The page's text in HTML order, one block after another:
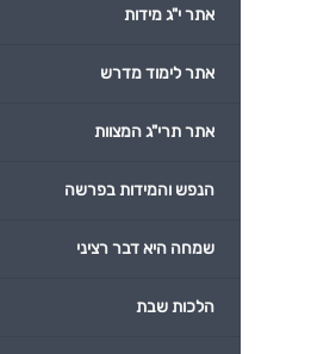
אתר י"ג מידות
אתר לימוד מדרש
אתר תרי"ג המצוות
הנפש והמידות בפרשה
שמחה היא דבר רציני
הלכות שבת